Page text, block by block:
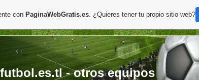
- otros equipos
con PaginaWebGratis.es. ¿Quieres tener tu propio sitio web?